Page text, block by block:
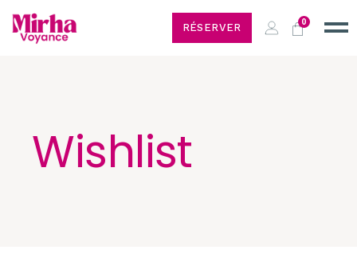
RÉSERVER
0
Wishlist